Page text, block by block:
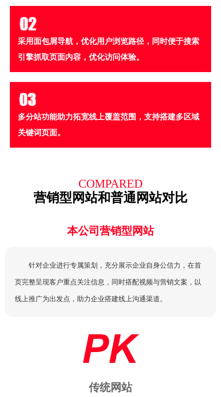
采用面包屑导航，优化用户浏览路径，同时便于搜索
引擎抓取页面内容，优化访问体验。
多分站功能助力拓宽线上覆盖范围，支持搭建多区域
关键词页面。
COMPARED
营销型网站和普通网站对比
本公司营销型网站
针对企业进行专属策划，充分展示企业自身公信力，在首
页完整呈现客户重点关注信息，同时搭配视频与营销文案，以
线上推广为出发点，助力企业搭建线上沟通渠道。
传统网站